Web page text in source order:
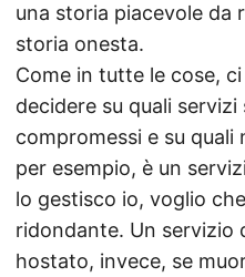
una storia piacevole da
storia onesta.
Come in tutte le cose,
decidere su quali
compromessi e su quali
per esempio, è un
lo gestisco io, voglio
ridondante. Un servizio
hostato, invece, se